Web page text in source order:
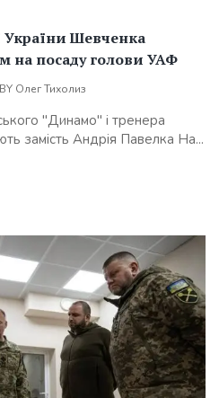
України Шевченка
на посаду голови УАФ
BY Олег Тихолиз
"Динамо" і тренера
замість Андрія Павелка На...